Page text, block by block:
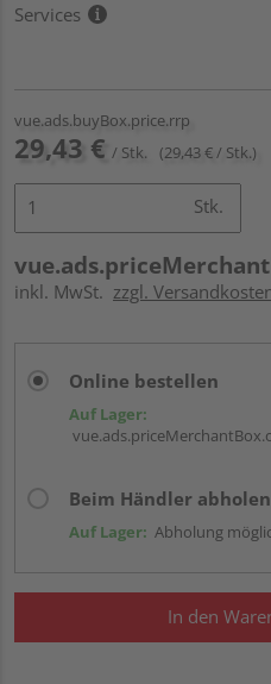
Services
vue.ads.buyBox.price.rrp
29,43 € / Stk. (29,43 € / Stk.)
Stk.
inkl. MwSt. zzgl.
Online bestellen
Auf Lager:
Beim Händler abholen
Auf Lager: Abholung
In den